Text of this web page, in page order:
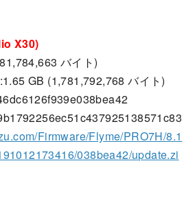
X30)
バイト)
:1.65 GB (1,781,792,768 バイト)
Firmware/Flyme/PRO7H/8.1
038bea42/update.zi